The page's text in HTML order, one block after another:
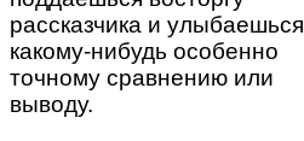
рассказчика и улыбаешься
какому-нибудь особенно
точному сравнению или
выводу.